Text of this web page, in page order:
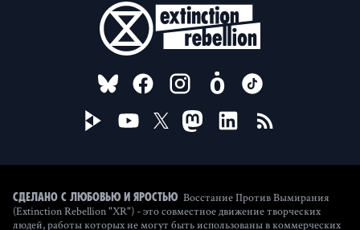
FOLLOW US ON
Сделано с любовью и яростью Восстание Против Вымирания
(Extinction Rebellion "XR") - это совместное движение творческих
людей, работы которых не могут быть использованы в коммерческих